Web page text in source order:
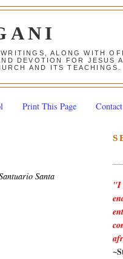
ALONG WITH
DEVOTION FOR JESUS
AND ITS TEACHINGS.
Print This Page Contact
Santa
"I